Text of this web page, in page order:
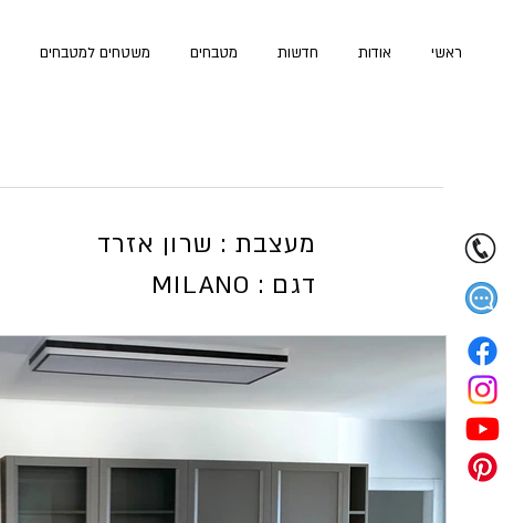
ראשי אודות חדשות מטבחים משטחים למטבחים
מעצבת : שרון אזרד
MILANO : דגם